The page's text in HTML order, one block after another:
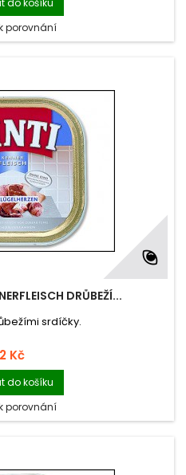
do košíku
porovnání
DRŮBEŽÍ...
srdíčky.
Kč
do košíku
porovnání